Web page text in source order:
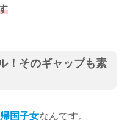
！そのギャップも素
国子女なんです。